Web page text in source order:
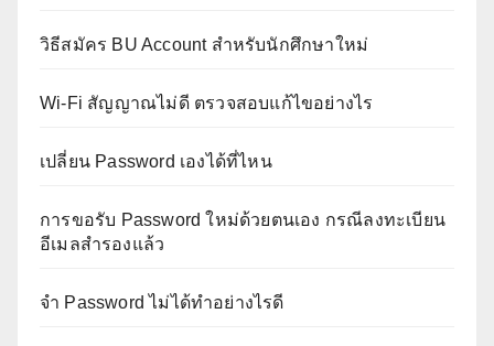
วิธีสมัคร BU Account สำหรับนักศึกษาใหม่
Wi-Fi สัญญาณไม่ดี ตรวจสอบแก้ไขอย่างไร
เปลี่ยน Password เองได้ที่ไหน
การขอรับ Password ใหม่ด้วยตนเอง กรณีลงทะเบียน
อีเมลสำรองแล้ว
จำ Password ไม่ได้ทำอย่างไรดี